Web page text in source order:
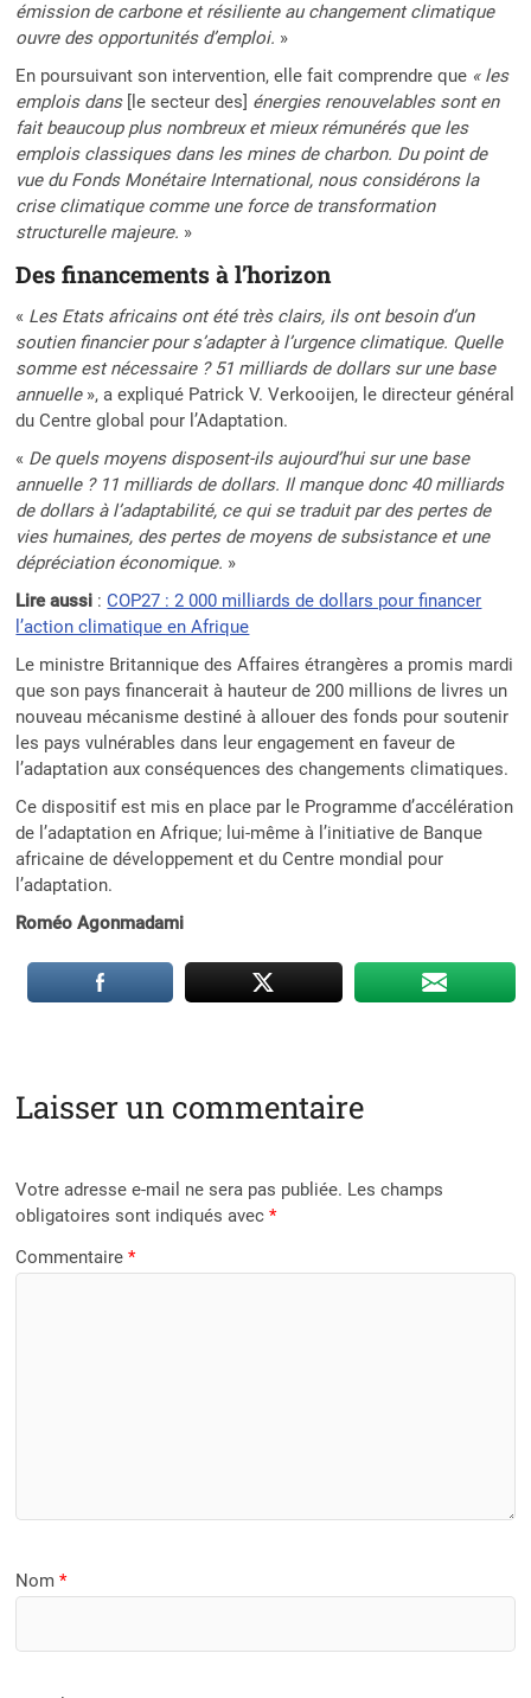
émission de carbone et résiliente au changement climatique
ouvre des opportunités d’emploi. »
En poursuivant son intervention, elle fait comprendre que « les
emplois dans[le secteur des] énergies renouvelables sont en
fait beaucoup plus nombreux et mieux rémunérés que les
emplois classiques dans les mines de charbon. Du point de
vue du Fonds Monétaire International, nous considérons la
crise climatique comme une force de transformation
structurelle majeure. »
Des financements à l’horizon
« Les Etats africains ont été très clairs, ils ont besoin d’un
soutien financier pour s’adapter à l’urgence climatique. Quelle
somme est nécessaire ? 51 milliards de dollars sur une base
annuelle», a expliqué Patrick V. Verkooijen, le directeur général
du Centre global pour l’Adaptation.
« De quels moyens disposent-ils aujourd’hui sur une base
annuelle ? 11 milliards de dollars. Il manque donc 40 milliards
de dollars à l’adaptabilité, ce qui se traduit par des pertes de
vies humaines, des pertes de moyens de subsistance et une
dépréciation économique. »
Lire aussi :COP27 : 2 000 milliards de dollars pour financer
l’action climatique en Afrique
Le ministre Britannique des Affaires étrangères a promis mardi
que son pays financerait à hauteur de 200 millions de livres un
nouveau mécanisme destiné à allouer des fonds pour soutenir
les pays vulnérables dans leur engagement en faveur de
l’adaptation aux conséquences des changements climatiques.
Ce dispositif est mis en place par le Programme d’accélération
de l’adaptation en Afrique; lui-même à l’initiative de Banque
africaine de développement et du Centre mondial pour
l’adaptation.
Roméo Agonmadami
Laisser un commentaire
Votre adresse e-mail ne sera pas publiée. Les champs
obligatoires sont indiqués avec*
Commentaire*
Nom*